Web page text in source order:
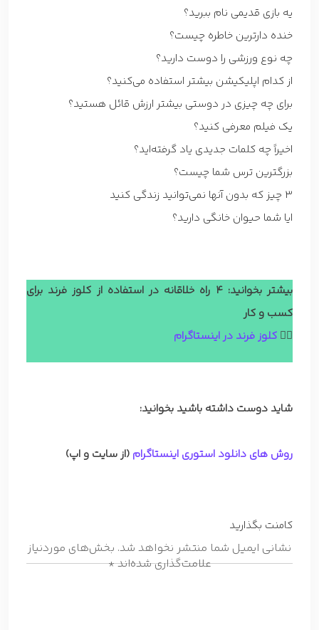
یه بازی قدیمی نام ببرید؟
خنده دارترین خاطره چیست؟
چه نوع ورزشی را دوست دارید؟
از کدام اپلیکیشن بیشتر استفاده می‌کنید؟
برای چه چیزی در دوستی بیشتر ارزش قائل هستید؟
یک فیلم معرفی کنید؟
اخیراً چه کلمات جدیدی یاد گرفته‌اید؟
بزرگترین ترس شما چیست؟
3 چیز که بدون آنها نمی‌توانید زندگی کنید
ایا شما حیوان خانگی دارید؟
بیشتر بخوانید: 4 راه خلاقانه در استفاده از کلوز فرند برای
کسب و کار
👈🏼 کلوز فرند در اینستاگرام
شاید دوست داشته باشید بخوانید:
روش های دانلود استوری اینستاگرام (از سایت و اپ)
کامنت بگذارید
نشانی ایمیل شما منتشر نخواهد شد. بخش‌های موردنیاز
علامت‌گذاری شده‌اند*